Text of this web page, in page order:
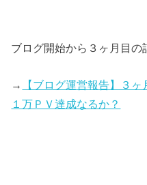
ブログ開始から３ヶ月目の
→
【ブログ運営報告】３
１万ＰＶ達成なるか？